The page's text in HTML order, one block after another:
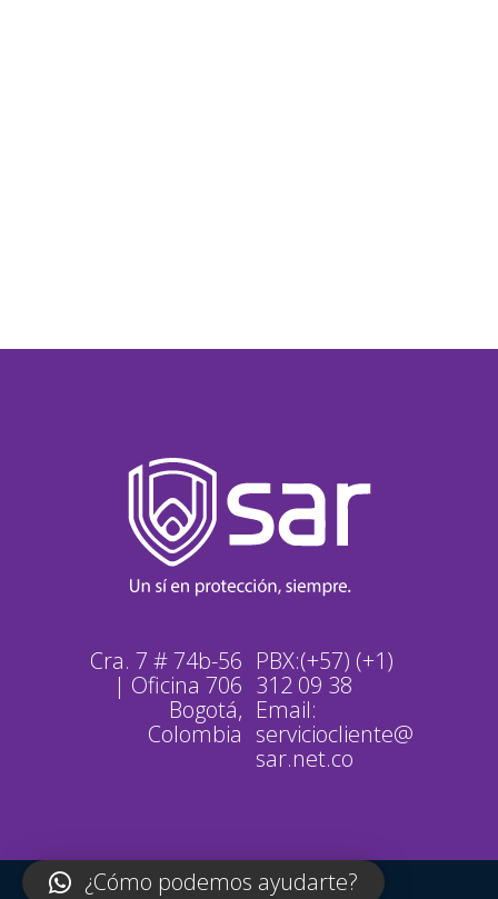
PBX:(+57) (+1)
312 09 38
Email:
serviciocliente@
sar.net.co
Cra. 7 # 74b-56
| Oficina 706
Bogotá,
Colombia
SAR© 2026 Todos los derechos
¿Cómo podemos ayudarte?